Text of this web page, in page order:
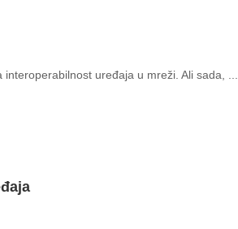
uređaja u mreži. Ali sada, ...